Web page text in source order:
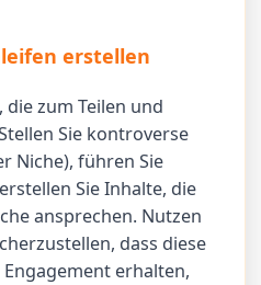
erstellen
die zum Teilen und
Sie kontroverse
Niche), führen Sie
Sie Inhalte, die
ansprechen. Nutzen
dass diese
erhalten,